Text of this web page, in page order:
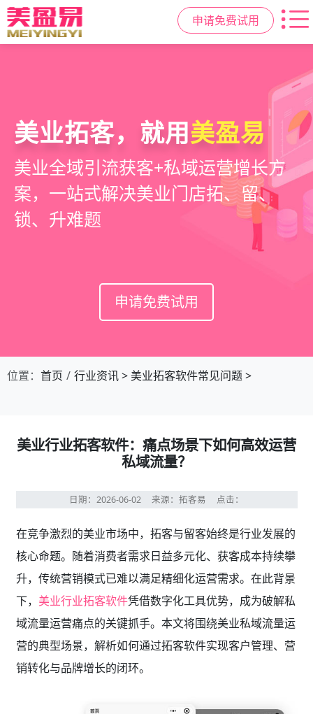
申请免费试用
美业拓客，就用美盈易
美业全域引流获客+私域运营增长方
案，一站式解决美业门店拓、留、
锁、升难题
申请免费试用
位置： 首页 行业资讯>美业拓客软件常见问题>
美业行业拓客软件：痛点场景下如何高效运营
私域流量？
日期：2026-06-02 来源：拓客易 点击：
在竞争激烈的美业市场中，拓客与留客始终是行业发展的
核心命题。随着消费者需求日益多元化、获客成本持续攀
升，传统营销模式已难以满足精细化运营需求。在此背景
下， 美业行业拓客软件凭借数字化工具优势，成为破解私
域流量运营痛点的关键抓手。本文将围绕美业私域流量运
营的典型场景，解析如何通过拓客软件实现客户管理、营
销转化与品牌增长的闭环。